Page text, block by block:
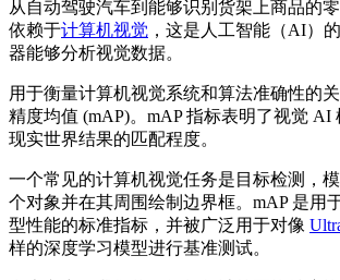
从自动驾驶汽车到能够识别货架上商品的
依赖于计算机视觉 ，这是人工智能（AI）
器能够分析视觉数据。
用于衡量计算机视觉系统和算法准确性的
精度均值 (mAP)。mAP 指标表明了视觉 AI
现实世界结果的匹配程度。
一个常见的计算机视觉任务是目标检测，
个对象并在其周围绘制边界框。mAP 是用
型性能的标准指标，并被广泛用于对像
样的深度学习模型进行基准测试。